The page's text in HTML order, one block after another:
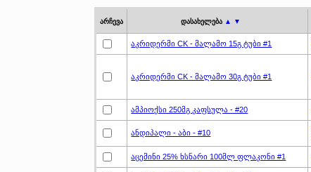
არჩევა დასახელება ▲ ▼
აკრიდერმი CK - მალამო 15გ ტუბი #1
აკრიდერმი CK - მალამო 30გ ტუბი #1
ამპიოქსი 250მგ კაფსულა - #20
ანდიპალი - აბი - #10
აცემინი 25% ხსნარი 100მლ ფლაკონი #1